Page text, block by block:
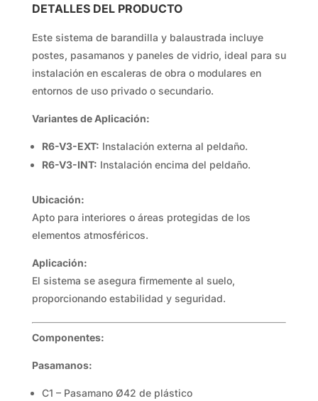
DETALLES DEL PRODUCTO
Este sistema de barandilla y balaustrada incluye
postes, pasamanos y paneles de vidrio, ideal para su
instalación en escaleras de obra o modulares en
entornos de uso privado o secundario.
Variantes de Aplicación:
R6-V3-EXT: Instalación externa al peldaño.
R6-V3-INT: Instalación encima del peldaño.
Ubicación:
Apto para interiores o áreas protegidas de los
elementos atmosféricos.
Aplicación:
El sistema se asegura firmemente al suelo,
proporcionando estabilidad y seguridad.
Componentes:
Pasamanos:
C1 – Pasamano Ø42 de plástico